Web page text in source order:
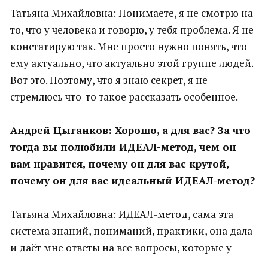
Татьяна Михайловна: Понимаете, я не смотрю на
то, что у человека и говорю, у тебя проблема. Я не
констатирую так. Мне просто нужно понять, что
ему актуально, что актуально этой группе людей.
Вот это. Поэтому, что я знаю секрет, я не
стремлюсь что-то такое рассказать особенное.
Андрей Цыганков: Хорошо, а для вас? За что
тогда вы полюбили ИДЕАЛ-метод, чем он
вам нравится, почему он для вас крутой,
почему он для вас идеальный ИДЕАЛ-метод?
Татьяна Михайловна: ИДЕАЛ-метод, сама эта
система знаний, пониманий, практики, она дала
и даёт мне ответы на все вопросы, которые у